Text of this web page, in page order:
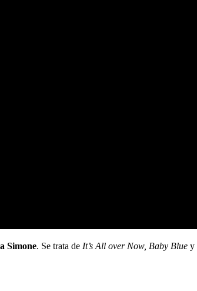
Simone. Se trata de It’s All over Now, Baby Blue y